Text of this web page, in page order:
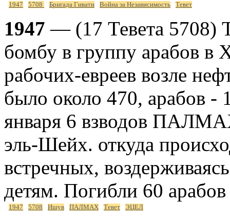
1947 5708 Бригада Гивати Война за Независимость Тевет
1947 — (17 Тевета 5708)
бомбу в группу арабов в
рабочих-евреев возле
было около 470, арабов -
января 6 взводов
эль-Шейх. откуда
встречных,
детям. Погибли 60
1947 5708 Ишув ПАЛМАХ Тевет ЭЦЕЛ